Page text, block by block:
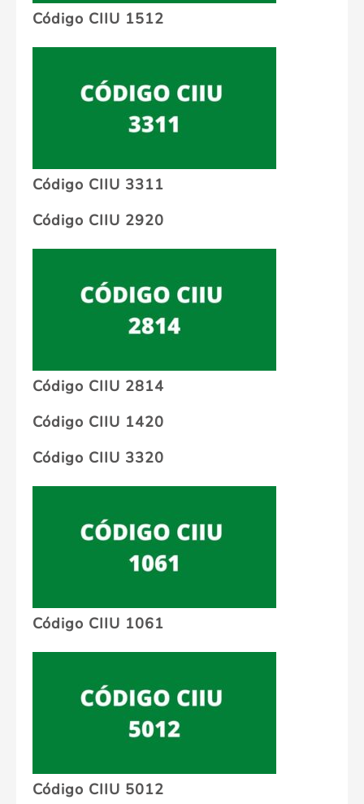
Código CIIU 1512
Código CIIU 3311
Código CIIU 2920
Código CIIU 2814
Código CIIU 1420
Código CIIU 3320
Código CIIU 1061
Código CIIU 5012